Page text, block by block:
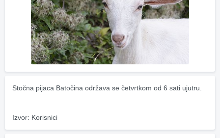
Stočna pijaca Batočina održava se četvrtkom od 6 sati ujutru.
Izvor: Korisnici